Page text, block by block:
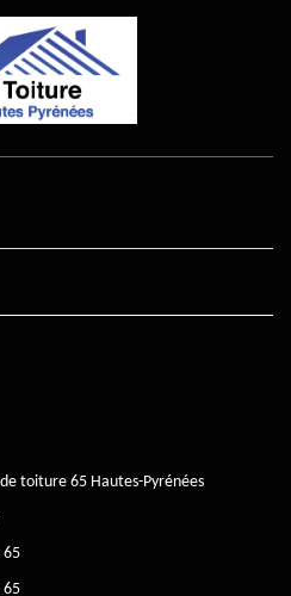
toiture 65 Hautes-Pyrénées
65
65